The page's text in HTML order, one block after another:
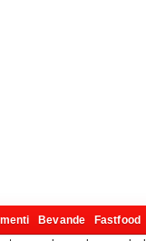
Bevande Fastfood